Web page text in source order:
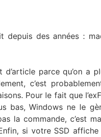
depuis des années :
parce qu’on a
c’est
Pour le fait que
bas, Windows ne le
la commande, c’est
si votre SSD